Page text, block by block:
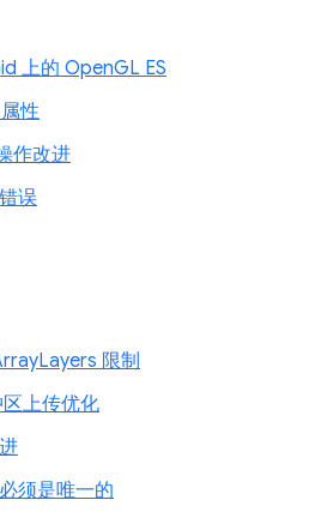
上的 OpenGL ES
性
作改进
误
限制
上传优化
须是唯一的